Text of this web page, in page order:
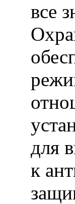
все
для
к